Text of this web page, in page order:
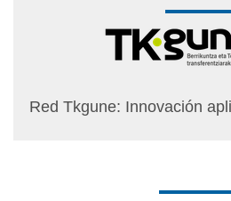
Red Tkgune: Innovación